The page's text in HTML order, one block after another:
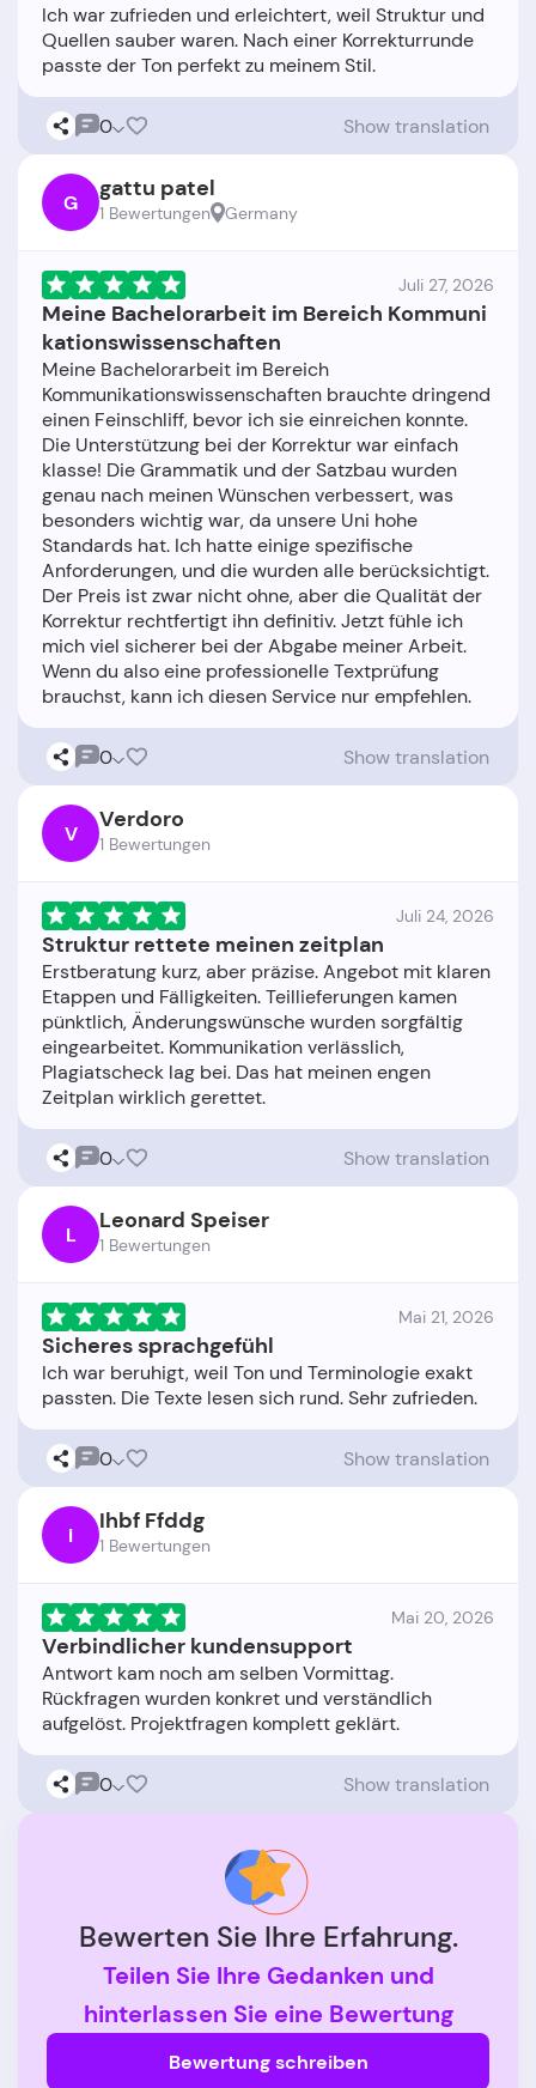
Ich war zufrieden und erleichtert, weil Struktur und
Quellen sauber waren. Nach einer Korrekturrunde
0 Show translation
G gattu patel
1 Bewertungen Germany
Juli 27, 2026
Meine Bachelorarbeit im Bereich Kommuni
kationswissenschaften
Meine Bachelorarbeit im Bereich
Kommunikationswissenschaften brauchte dringend
einen Feinschliff, bevor ich sie einreichen konnte.
Die Unterstützung bei der Korrektur war einfach
klasse! Die Grammatik und der Satzbau wurden
genau nach meinen Wünschen verbessert, was
besonders wichtig war, da unsere Uni hohe
Standards hat. Ich hatte einige spezifische
Anforderungen, und die wurden alle berücksichtigt.
Der Preis ist zwar nicht ohne, aber die Qualität der
Korrektur rechtfertigt ihn definitiv. Jetzt fühle ich
mich viel sicherer bei der Abgabe meiner Arbeit.
Wenn du also eine professionelle Textprüfung
0 Show translation
V Verdoro
1 Bewertungen
Juli 24, 2026
Struktur rettete meinen zeitplan
Erstberatung kurz, aber präzise. Angebot mit klaren
Etappen und Fälligkeiten. Teillieferungen kamen
pünktlich, Änderungswünsche wurden sorgfältig
eingearbeitet. Kommunikation verlässlich,
Plagiatscheck lag bei. Das hat meinen engen
0 Show translation
L Leonard Speiser
1 Bewertungen
Mai 21, 2026
Sicheres sprachgefühl
Ich war beruhigt, weil Ton und Terminologie exakt
0 Show translation
I Ihbf Ffddg
1 Bewertungen
Mai 20, 2026
Verbindlicher kundensupport
Antwort kam noch am selben Vormittag.
Rückfragen wurden konkret und verständlich
0 Show translation
Bewerten Sie Ihre Erfahrung.
Teilen Sie Ihre Gedanken und
hinterlassen Sie eine Bewertung
Bewertung schreiben